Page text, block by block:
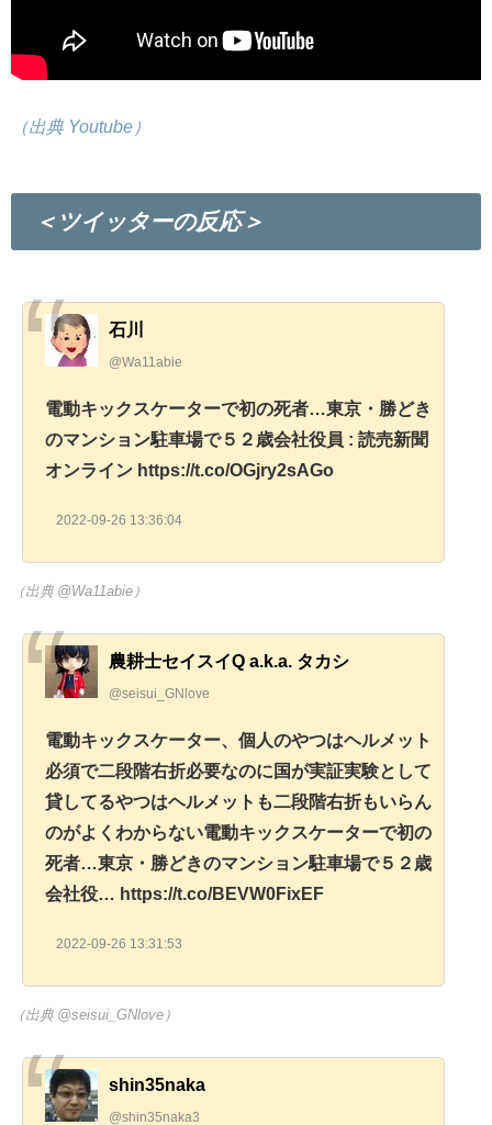
（出典 Youtube）
＜ツイッターの反応＞
石川
@Wa11abie
電動キックスケーターで初の死者…東京・勝どき
のマンション駐車場で５２歳会社役員 : 読売新聞
オンライン https://t.co/OGjry2sAGo
2022-09-26 13:36:04
（出典 @Wa11abie）
農耕士セイスイQ a.k.a. タカシ
@seisui_GNlove
電動キックスケーター、個人のやつはヘルメット
必須で二段階右折必要なのに国が実証実験として
貸してるやつはヘルメットも二段階右折もいらん
のがよくわからない電動キックスケーターで初の
死者…東京・勝どきのマンション駐車場で５２歳
会社役… https://t.co/BEVW0FixEF
2022-09-26 13:31:53
（出典 @seisui_GNlove）
shin35naka
@shin35naka3